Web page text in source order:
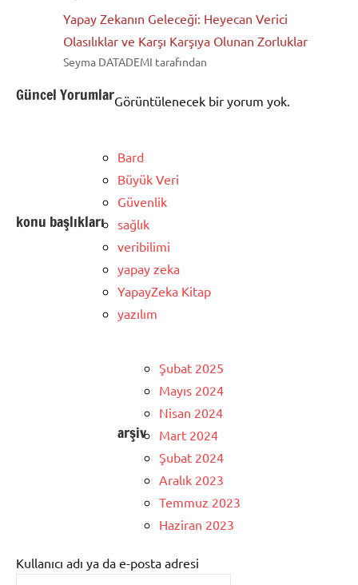
Yapay Zekanın Geleceği: Heyecan Verici
Olasılıklar ve Karşı Karşıya Olunan Zorluklar
Seyma DATADEMI tarafından
Güncel YorumlarGörüntülenecek bir yorum yok.
konu başlıkları
Bard
Büyük Veri
Güvenlik
sağlık
veribilimi
yapay zeka
YapayZeka Kitap
yazılım
arşiv
Şubat 2025
Mayıs 2024
Nisan 2024
Mart 2024
Şubat 2024
Aralık 2023
Temmuz 2023
Haziran 2023
Kullanıcı adı ya da e-posta adresi